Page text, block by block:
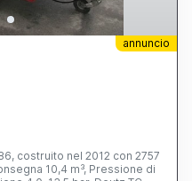
annuncio
costruito nel 2012 con 2757
10,4 m³, Pressione di